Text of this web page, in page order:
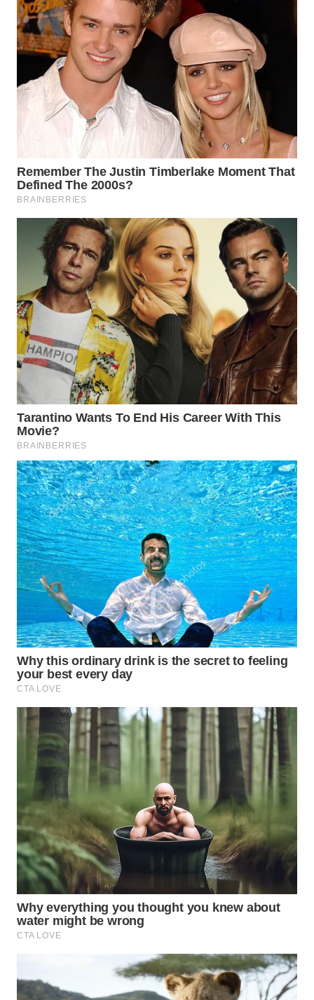
WN
KALTARA
WN
KALSEL
WN
WN
SULSEL
WN
GORONTALO
WN
SULUT
MALUKU
WN
DAIRI
WN
DANAU
TOBA
WN
NIAS
WN
LANGKAT
WN
TAPANULI
SELATAN
TANJUNG
LESUNG
KARO
WN
SIMALUNGUN
WN
LABUHANBATU
WN